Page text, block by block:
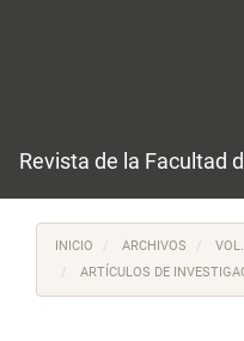
Revista de la Facultad
INICIO ARCHIVOS
ARTÍCULOS DE